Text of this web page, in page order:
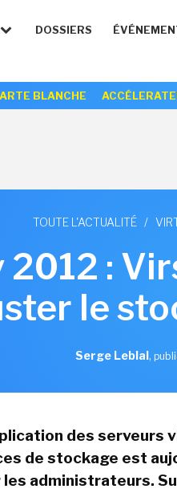
DOSSIERS
BLANCHE
TOUTE L'ACTUALITÉ /
2012 :
le
Serge Leblal,
des serveurs
de stockage est
administrateurs.